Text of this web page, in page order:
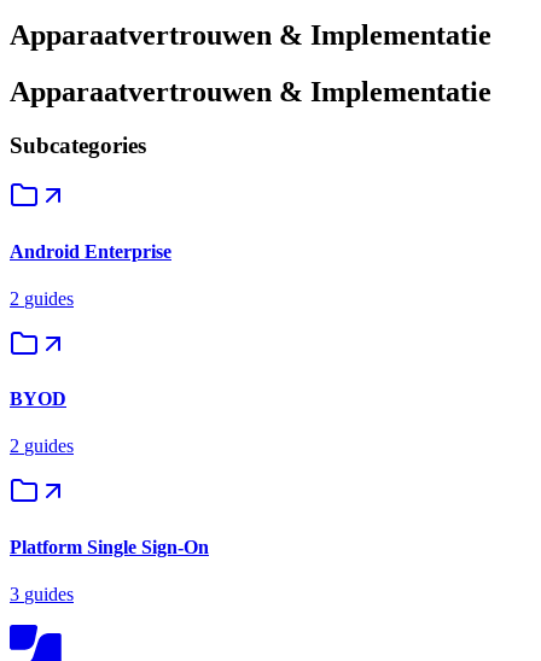
Apparaatvertrouwen & Implementatie
Apparaatvertrouwen & Implementatie
Subcategories
Android Enterprise
2 guides
BYOD
2 guides
Platform Single Sign-On
3 guides